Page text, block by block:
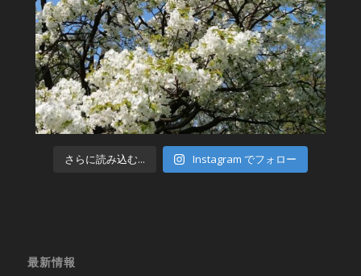
さらに読み込む... Instagram でフォロー
最新情報